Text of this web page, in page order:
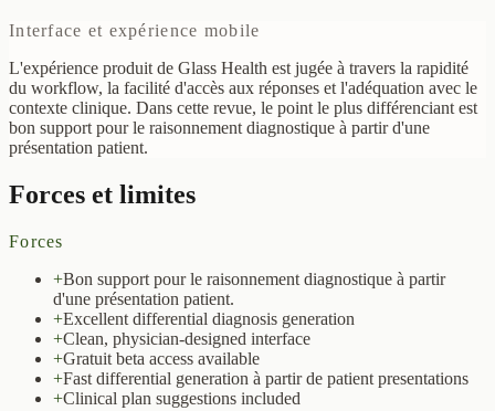
Interface et expérience mobile
L'expérience produit de Glass Health est jugée à travers la rapidité
du workflow, la facilité d'accès aux réponses et l'adéquation avec le
contexte clinique. Dans cette revue, le point le plus différenciant est
bon support pour le raisonnement diagnostique à partir d'une
présentation patient.
Forces et limites
Forces
+Bon support pour le raisonnement diagnostique à partir
d'une présentation patient.
+Excellent differential diagnosis generation
+Clean, physician-designed interface
+Gratuit beta access available
+Fast differential generation à partir de patient presentations
+Clinical plan suggestions included